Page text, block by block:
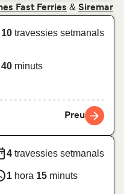
Fast Ferries & Siremar
10 travessies setmanals
40 minuts
Preu
4 travessies setmanals
1 hora 15 minuts